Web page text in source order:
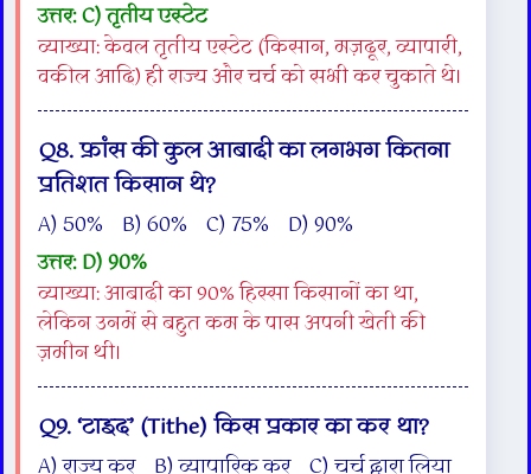
उत्तर: C) तृतीय एस्टेट
व्याख्या: केवल तृतीय एस्टेट (किसान, मज़दूर, व्यापारी,
वकील आदि) ही राज्य और चर्च को सभी कर चुकाते थे।
Q8. फ्रांस की कुल आबादी का लगभग कितना
प्रतिशत किसान थे?
A) 50% B) 60% C) 75% D) 90%
उत्तर: D) 90%
व्याख्या: आबादी का 90% हिस्सा किसानों का था,
लेकिन उनमें से बहुत कम के पास अपनी खेती की
ज़मीन थी।
Q9. ‘टाइद’ (Tithe) किस प्रकार का कर था?